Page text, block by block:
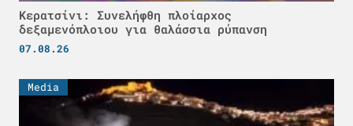
Κερατσίνι: Συνελήφθη πλοίαρχος
δεξαμενόπλοιου για θαλάσσια ρύπανση
07.08.26
Media